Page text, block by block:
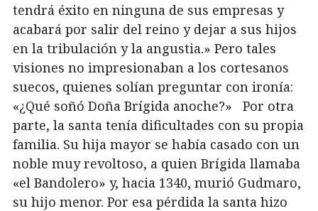
tendrá éxito en ninguna de sus empresas y
acabará por salir del reino y dejar a sus hijos
en la tribulación y la angustia.» Pero tales
visiones no impresionaban a los cortesanos
suecos, quienes solían preguntar con ironía:
«¿Qué soñó Doña Brígida anoche?» Por otra
parte, la santa tenía dificultades con su propia
familia. Su hija mayor se había casado con un
noble muy revoltoso, a quien Brígida llamaba
«el Bandolero» y, hacia 1340, murió Gudmaro,
su hijo menor. Por esa pérdida la santa hizo